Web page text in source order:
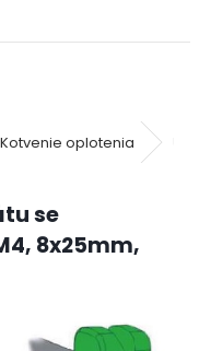
Kotvenie oplotenia
se
8x25mm,